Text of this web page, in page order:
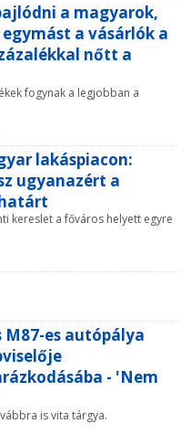
a magyarok,
a vásárlók a
nőtt a
fogynak a legjobban a
lakáspiacon:
ugyanazért a
kereslet a főváros helyett egyre
M87-es autópálya
- 'Nem
is vita tárgya.